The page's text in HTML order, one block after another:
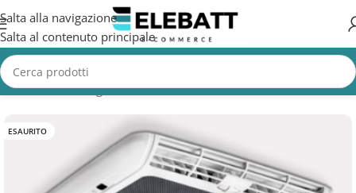
Salta alla navigazione
Salta al contenuto principale
Home/Non Categorizzata
ESAURITO